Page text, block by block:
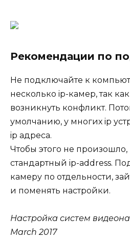
Рекомендации по
Не подключайте к
несколько ip-камер, так
возникнуть конфликт.
умолчанию, у многих ip
ip адреса.
Чтобы этого не
стандартный ip-address.
камеру по отдельности,
и поменять настройки.
Настройка систем
March 2017